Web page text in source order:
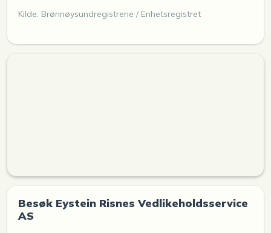
Kilde: Brønnøysundregistrene / Enhetsregistret
Besøk Eystein Risnes Vedlikeholdsservice
AS